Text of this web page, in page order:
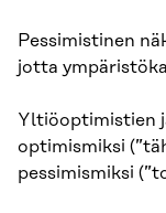
Pessimistinen
jotta
Yltiöoptimistien
optimismiksi
pessimismiksi